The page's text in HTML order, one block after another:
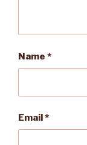
Name *
Email*